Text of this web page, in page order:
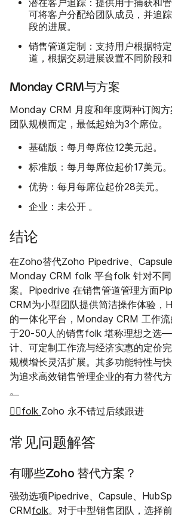
：提供用于捕获和
可将客户分配给团队成员，并追
段的进展。
销售管道定制 ：支持用户根据特
道，根据交易进展设置不同阶段和
Monday CRM与方案
Monday CRM 月度和年度两种订阅
团队规模而定，最低起始为3个席位。
基础版： 每月每席位12美元起。
标准版： 每月每席位起价17美元。
优势： 每月每席位起价28美元。
企业：未公开 。
结论
在Zoho替代Zoho Pipedrive、
Monday CRM folk 平台folk 针对不
案。Pipedrive 在销售管道管理方面
CRM为小型团队提供简洁操作体验，
的一体化平台，Monday CRM 工作
于20-50人的销售folk 堪称理想之选
计、可定制工作流与经济实惠的定价
规模增长灵活扩展。其多功能特性与
为追求高效销售管理企业的有力替代
。
👉🏼folk Zoho 永不错过后续跟进
常见问题解答
有哪些Zoho 替代方案？
强劲选项Pipedrive、Capsule、
CRMfolk。对于中型销售团队，选择